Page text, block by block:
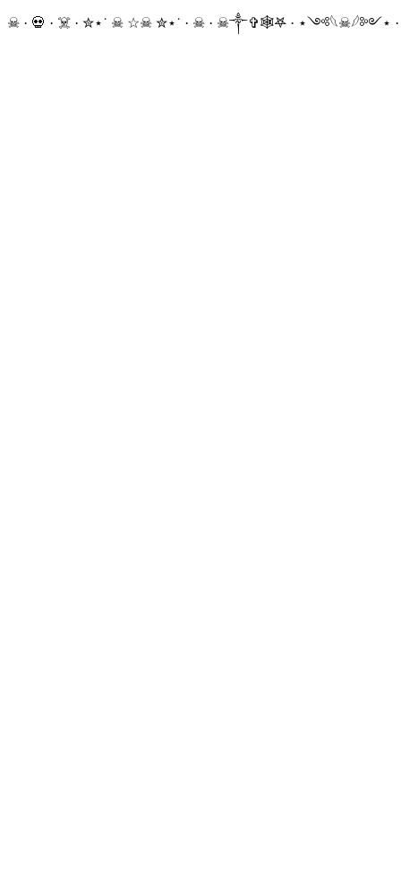
☠ · 💀 · ☠️ · ✮⋆˙ ☠︎︎ ☆☠︎ ✮⋆˙ · ☠︎ · ☠︎︎༒︎✞︎🕸𖤐 · ⋆༺𓆩☠︎︎𓆪༻⋆